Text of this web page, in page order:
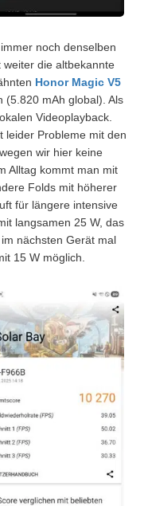
noch denselben
die altbekannte
Honor Magic V5
(5.820 mAh global). Als
Videoplayback.
leider Probleme mit den
wir hier keine
Alltag kommt man mit
Folds mit höherer
für längere intensive
langsamen 25 W, das
nächsten Gerät mal
15 W möglich.